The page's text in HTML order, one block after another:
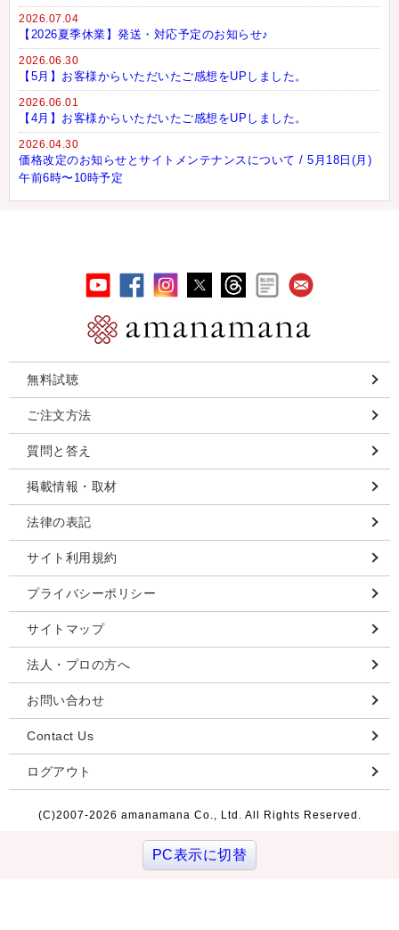
2026.07.04
【2026夏季休業】発送・対応予定のお知らせ♪
2026.06.30
【5月】お客様からいただいたご感想をUPしました。
2026.06.01
【4月】お客様からいただいたご感想をUPしました。
2026.04.30
価格改定のお知らせとサイトメンテナンスについて / 5月18日(月)
午前6時〜10時予定
無料試聴
ご注文方法
質問と答え
掲載情報・取材
法律の表記
サイト利用規約
プライバシーポリシー
サイトマップ
法人・プロの方へ
お問い合わせ
Contact Us
ログアウト
(C)2007-2026 amanamana Co., Ltd. All Rights Reserved.
PC表示に切替